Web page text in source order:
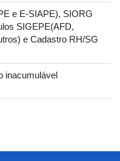
e E-SIAPE), SIORG
SIGEPE(AFD,
e Cadastro RH/SG
inacumulável